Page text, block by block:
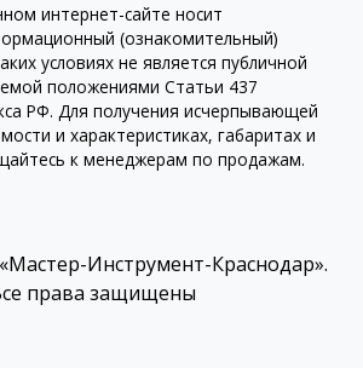
интернет-сайте носит
(ознакомительный)
условиях не является публичной
положениями Статьи 437
РФ. Для получения исчерпывающей
и характеристиках, габаритах и
к менеджерам по продажам.
Инструмент-Краснодар».
права защищены